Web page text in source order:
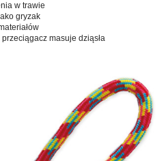
w trawie
gryzak
masuje dziąsła